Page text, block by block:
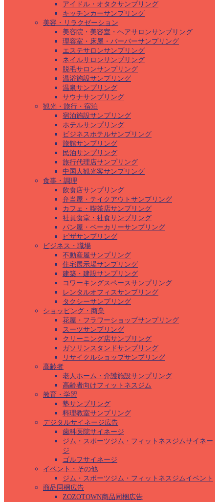
アイドル・オタクサンプリング
キッチンカーサンプリング
美容・リラクゼーション
美容院・美容室・ヘアサロンサンプリング
理容室・床屋・バーバーサンプリング
エステサロンサンプリング
ネイルサロンサンプリング
脱毛サロンサンプリング
温浴施設サンプリング
温泉サンプリング
サウナサンプリング
観光・旅行・宿泊
宿泊施設サンプリング
ホテルサンプリング
ビジネスホテルサンプリング
旅館サンプリング
民泊サンプリング
旅行代理店サンプリング
中国人観光客サンプリング
食事・調理
飲食店サンプリング
弁当屋・テイクアウトサンプリング
カフェ・喫茶店サンプリング
社員食堂・社食サンプリング
パン屋・ベーカリーサンプリング
ピザサンプリング
ビジネス・職場
不動産屋サンプリング
住宅展示場サンプリング
建築・建設サンプリング
コワーキングスペースサンプリング
レンタルオフィスサンプリング
タクシーサンプリング
ショッピング・商業
花屋・フラワーショップサンプリング
スーツサンプリング
クリーニング店サンプリング
ガソリンスタンドサンプリング
リサイクルショップサンプリング
高齢者
老人ホーム・介護施設サンプリング
高齢者向けフィットネスジム
教育・学習
塾サンプリング
料理教室サンプリング
デジタルサイネージ広告
歯科医院サイネージ
ジム・スポーツジム・フィットネスジムサイネー
ジ
ゴルフサイネージ
イベント・その他
ジム・スポーツジム・フィットネスジムイベント
商品同梱広告
ZOZOTOWN商品同梱広告